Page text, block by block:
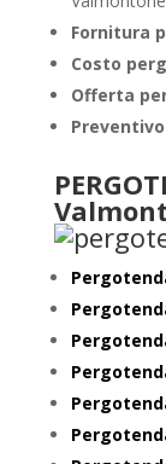
Fornitura
Costo
Offerta
Preventivo